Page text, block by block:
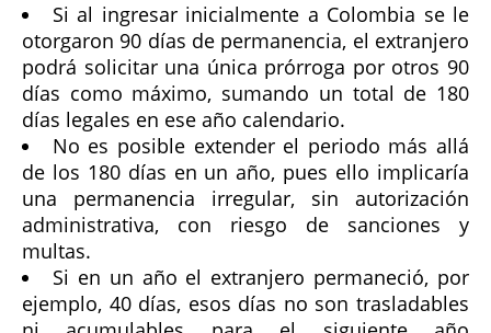
Si al ingresar inicialmente a Colombia se le
otorgaron 90 días de permanencia, el extranjero
podrá solicitar una única prórroga por otros 90
días como máximo, sumando un total de 180
días legales en ese año calendario.
No es posible extender el periodo más allá
de los 180 días en un año, pues ello implicaría
una permanencia irregular, sin autorización
administrativa, con riesgo de sanciones y
multas.
Si en un año el extranjero permaneció, por
ejemplo, 40 días, esos días no son trasladables